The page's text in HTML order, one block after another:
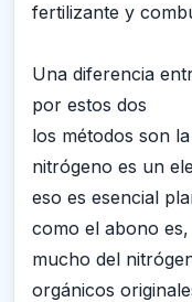
fertilizante y
Una diferencia
por estos dos
los métodos son
nitrógeno es un
eso es esencial
como el abono es,
mucho del
orgánicos